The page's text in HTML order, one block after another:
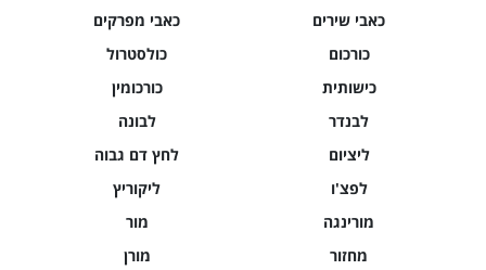
כאבי מפרקים
כאבי שירים
כולסטרול
כורכום
כורכומין
כישותית
לבונה
לבנדר
לחץ דם גבוה
ליציום
ליקוריץ
לפצ'ו
מור
מורינגה
מורן
מחזור